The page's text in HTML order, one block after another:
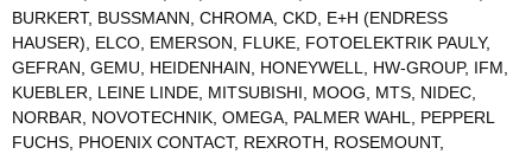
BURKERT, BUSSMANN, CHROMA, CKD, E+H (ENDRESS
HAUSER), ELCO, EMERSON, FLUKE, FOTOELEKTRIK PAULY,
GEFRAN, GEMU, HEIDENHAIN, HONEYWELL, HW-GROUP, IFM,
KUEBLER, LEINE LINDE, MITSUBISHI, MOOG, MTS, NIDEC,
NORBAR, NOVOTECHNIK, OMEGA, PALMER WAHL, PEPPERL
FUCHS, PHOENIX CONTACT, REXROTH, ROSEMOUNT,